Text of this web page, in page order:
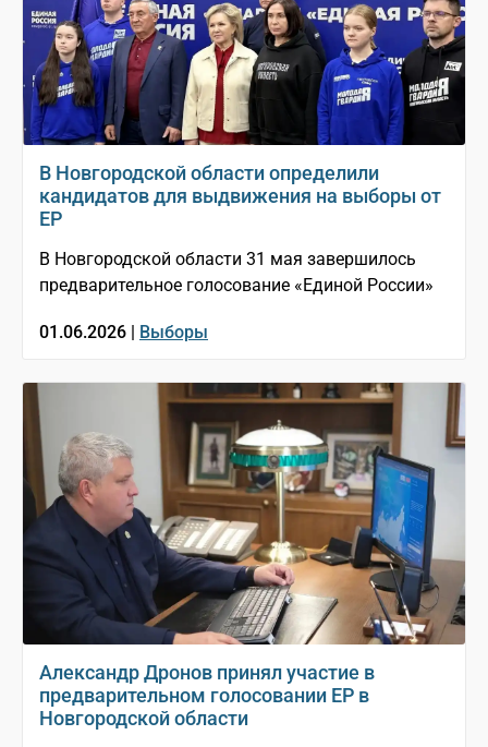
В Новгородской области определили
кандидатов для выдвижения на выборы от
ЕР
В Новгородской области 31 мая завершилось
предварительное голосование «Единой России»
01.06.2026 | Выборы
Александр Дронов принял участие в
предварительном голосовании ЕР в
Новгородской области